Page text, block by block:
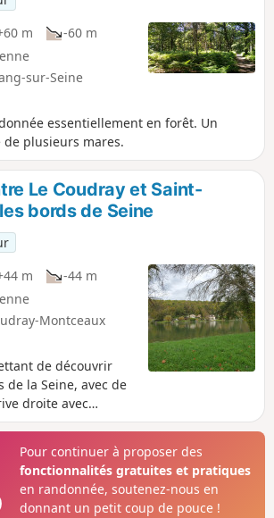
m
-60 m
sur-Seine
essentiellement en forêt. Un
plusieurs mares.
Le Coudray et Saint-
bords de Seine
m
-44 m
Montceaux
de découvrir
de la Seine, avec de
droite avec
Rougeau, et Seine-
le lavoir
Pour continuer à proposer des
fonctionnalités gratuites et pratiques
en randonnée, soutenez-nous en
donnant un petit coup de pouce !